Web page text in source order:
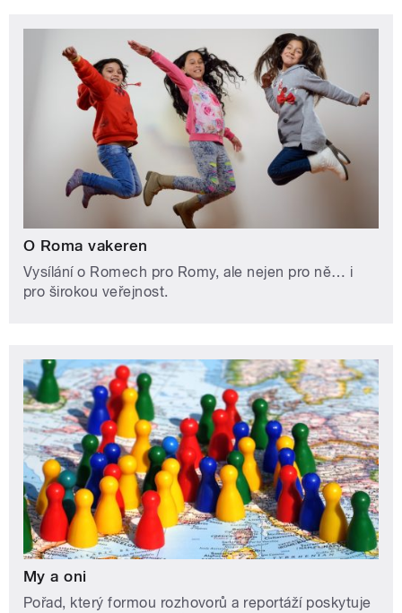
O Roma vakeren
Vysílání o Romech pro Romy, ale nejen pro ně… i
pro širokou veřejnost.
My a oni
Pořad, který formou rozhovorů a reportáží poskytuje